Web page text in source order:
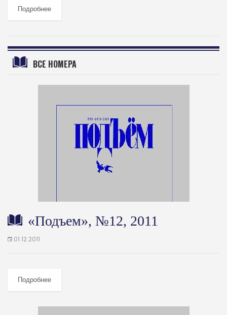
Подробнее
ВСЕ НОМЕРА
«Подъем», №12, 2011
01.12.2011
Подробнее